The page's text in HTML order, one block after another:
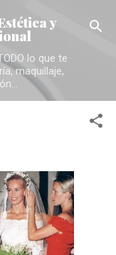
y
lo que te
maquillaje,